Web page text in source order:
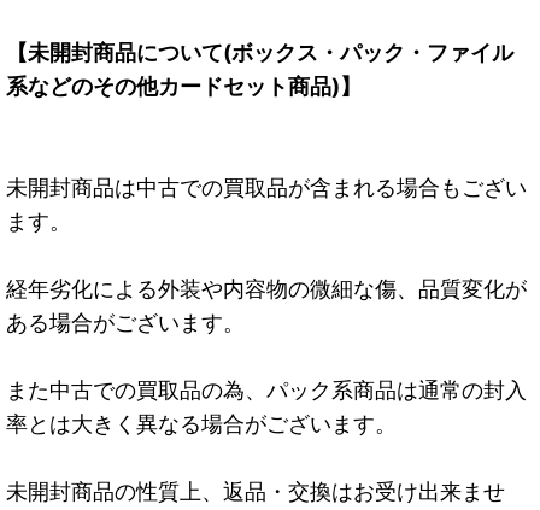
【未開封商品について(ボックス・パック・ファイル
系などのその他カードセット商品)】
未開封商品は中古での買取品が含まれる場合もござい
ます。
経年劣化による外装や内容物の微細な傷、品質変化が
ある場合がございます。
また中古での買取品の為、パック系商品は通常の封入
率とは大きく異なる場合がございます。
未開封商品の性質上、返品・交換はお受け出来ませ